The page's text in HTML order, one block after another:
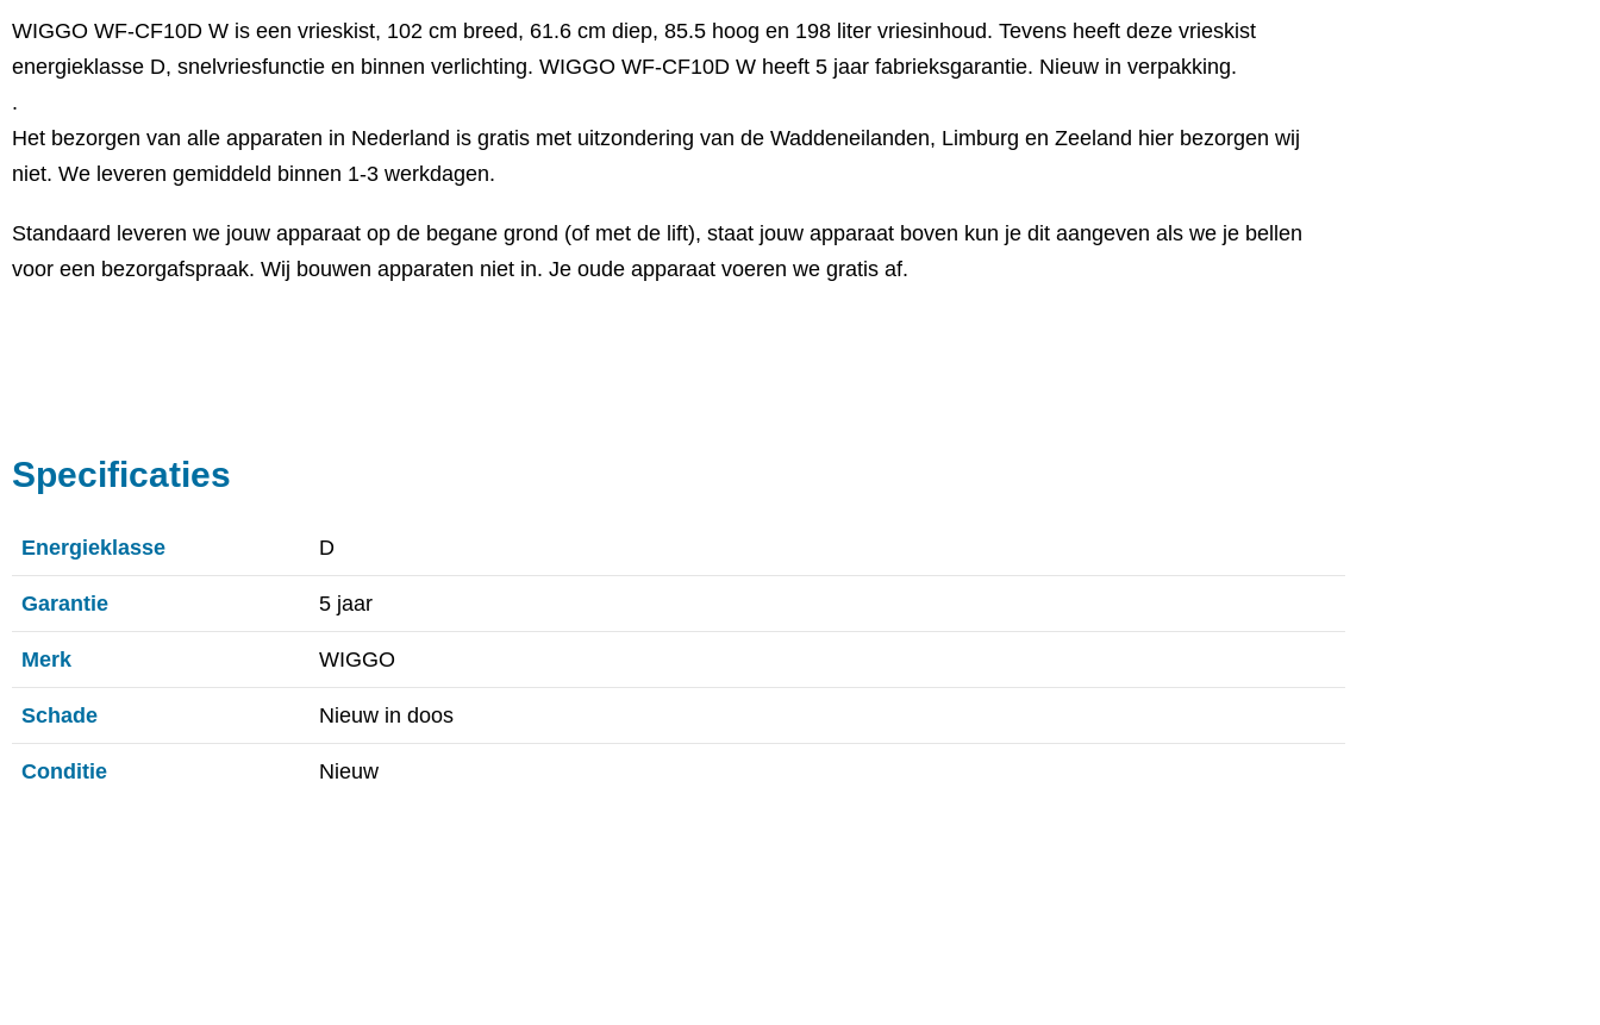
WIGGO WF-CF10D W is een vrieskist, 102 cm breed, 61.6 cm diep, 85.5 hoog en 198 liter vriesinhoud. Tevens heeft deze vrieskist
energieklasse D, snelvriesfunctie en binnen verlichting. WIGGO WF-CF10D W heeft 5 jaar fabrieksgarantie. Nieuw in verpakking.
.
Het bezorgen van alle apparaten in Nederland is gratis met uitzondering van de Waddeneilanden, Limburg en Zeeland hier bezorgen wij
niet. We leveren gemiddeld binnen 1-3 werkdagen.
Standaard leveren we jouw apparaat op de begane grond (of met de lift), staat jouw apparaat boven kun je dit aangeven als we je bellen
voor een bezorgafspraak. Wij bouwen apparaten niet in. Je oude apparaat voeren we gratis af.
Specificaties
Energieklasse D
Garantie 5 jaar
Merk WIGGO
Schade Nieuw in doos
Conditie Nieuw